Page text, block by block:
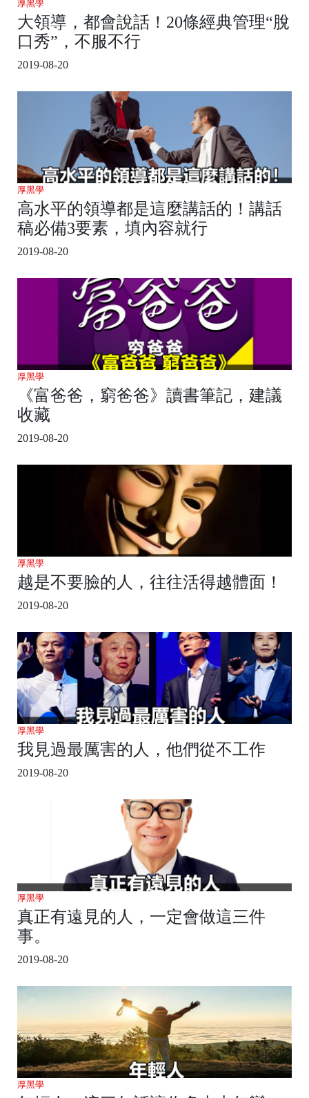
厚黑學
大領導，都會說話！20條經典管理“脫
口秀”，不服不行
2019-08-20
厚黑學
高水平的領導都是這麼講話的！講話
稿必備3要素，填內容就行
2019-08-20
厚黑學
《富爸爸，窮爸爸》讀書筆記，建議
收藏
2019-08-20
厚黑學
越是不要臉的人，往往活得越體面！
2019-08-20
厚黑學
我見過最厲害的人，他們從不工作
2019-08-20
厚黑學
真正有遠見的人，一定會做這三件
事。
2019-08-20
厚黑學